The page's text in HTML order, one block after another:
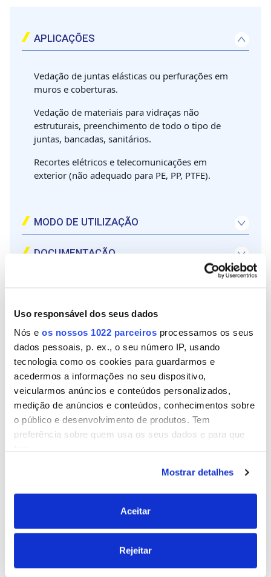
Uso responsável dos seus dados
Nós e os nossos 1022 parceiros processamos os seus
dados pessoais, p. ex., o seu número IP, usando
tecnologia como os cookies para guardarmos e
acedermos a informações no seu dispositivo,
veicularmos anúncios e conteúdos personalizados,
medição de anúncios e conteúdos, conhecimentos sobre
o público e desenvolvimento de produtos. Tem
preferência sobre quem usa os seus dados e para que
Se permitir, gostaríamos também de:
Recolher informações sobre a sua localização
geográfica as quais podem ter uma precisão de
ativa as características específicas (impressão
digital)
Mostrar detalhes
Aceitar
Rejeitar
APLICAÇÕES
Vedação de juntas elásticas ou perfurações em
muros e coberturas.
Vedação de materiais para vidraças não
estruturais, preenchimento de todo o tipo de
juntas, bancadas, sanitários.
Recortes elétricos e telecomunicações em
exterior (não adequado para PE, PP, PTFE).
MODO DE UTILIZAÇÃO
DOCUMENTAÇÃO
Anti mofo básico.
Seca em 24 horas.
100% impermeável.
Não pintável.